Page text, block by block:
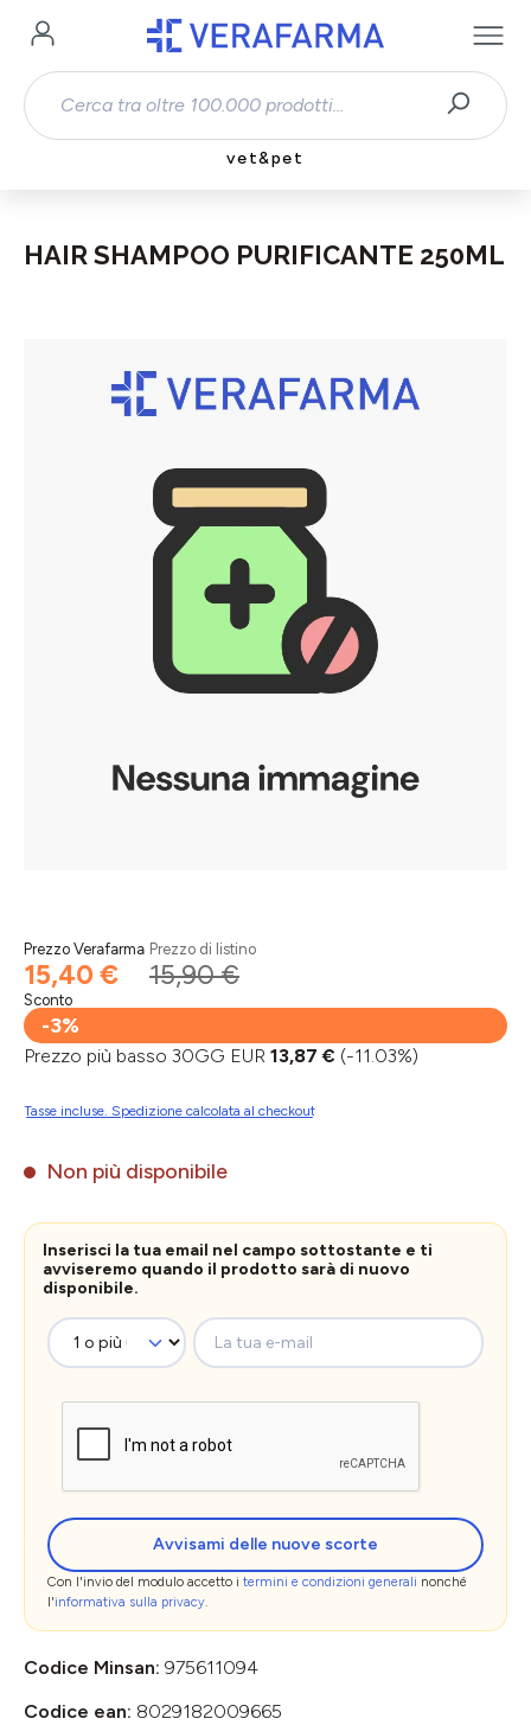
Passa al contenuto principale
vet&pet
HAIR SHAMPOO PURIFICANTE 250ML
Prezzo Verafarma
15,40 €
Prezzo di listino
15,90 €
Sconto
-3%
Prezzo più basso 30GG EUR 13,87 € (-11.03%)
Tasse incluse. Spedizione calcolata al checkout
Non più disponibile
Inserisci la tua email nel campo sottostante e ti
avviseremo quando il prodotto sarà di nuovo
disponibile.
La tua e-mail
Avvisami delle nuove scorte
Con l'invio del modulo accetto i termini e condizioni generali nonché
l'informativa sulla privacy.
Codice Minsan: 975611094
Codice ean: 8029182009665